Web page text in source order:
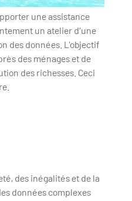
une assistance
un atelier d'une
des données. L'objectif
des ménages et de
des richesses. Ceci
des inégalités et de la
données complexes